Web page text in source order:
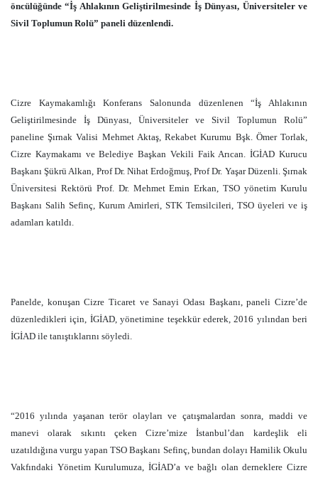
öncülüğünde “İş Ahlakının Geliştirilmesinde İş Dünyası, Üniversiteler ve
Sivil Toplumun Rolü” paneli düzenlendi.
Cizre Kaymakamlığı Konferans Salonunda düzenlenen “İş Ahlakının
Geliştirilmesinde İş Dünyası, Üniversiteler ve Sivil Toplumun Rolü”
paneline Şırnak Valisi Mehmet Aktaş, Rekabet Kurumu Bşk. Ömer Torlak,
Cizre Kaymakamı ve Belediye Başkan Vekili Faik Arıcan. İGİAD Kurucu
Başkanı Şükrü Alkan, Prof Dr. Nihat Erdoğmuş, Prof Dr. Yaşar Düzenli. Şırnak
Üniversitesi Rektörü Prof. Dr. Mehmet Emin Erkan, TSO yönetim Kurulu
Başkanı Salih Sefinç, Kurum Amirleri, STK Temsilcileri, TSO üyeleri ve iş
adamları katıldı.
Panelde, konuşan Cizre Ticaret ve Sanayi Odası Başkanı, paneli Cizre’de
düzenledikleri için, İGİAD, yönetimine teşekkür ederek, 2016 yılından beri
İGİAD ile tanıştıklarını söyledi.
“2016 yılında yaşanan terör olayları ve çatışmalardan sonra, maddi ve
manevi olarak sıkıntı çeken Cizre’mize İstanbul’dan kardeşlik eli
uzatıldığına vurgu yapan TSO Başkanı Sefinç, bundan dolayı Hamilik Okulu
Vakfındaki Yönetim Kurulumuza, İGİAD’a ve bağlı olan derneklere Cizre